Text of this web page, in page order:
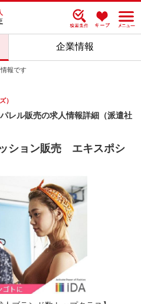
企業情報
報です
）
レル販売の求人情報詳細（派遣社
ション販売 エキスポシ